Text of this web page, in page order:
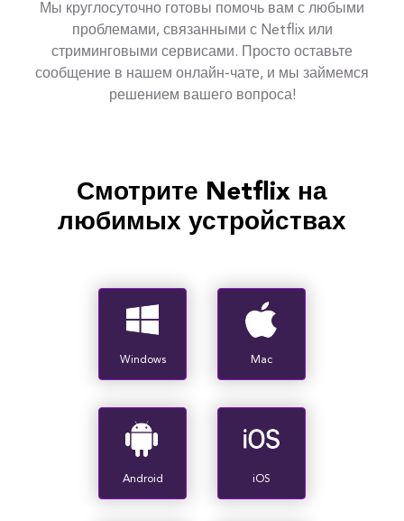
Мы круглосуточно готовы помочь вам с любыми
проблемами, связанными с Netflix или
стриминговыми сервисами. Просто оставьте
сообщение в нашем онлайн-чате, и мы займемся
решением вашего вопроса!
Смотрите Netflix на
любимых устройствах
Windows Mac
Android iOS